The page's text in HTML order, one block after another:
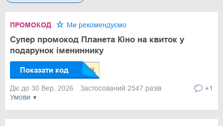
Умови
ПРОМОКОД Ми рекомендуємо
Супер промокод Планета Кіно на квиток у
подарунок імениннику
Показати код
Діє до 30 Вер, 2026 Застосований 2547 разів +1